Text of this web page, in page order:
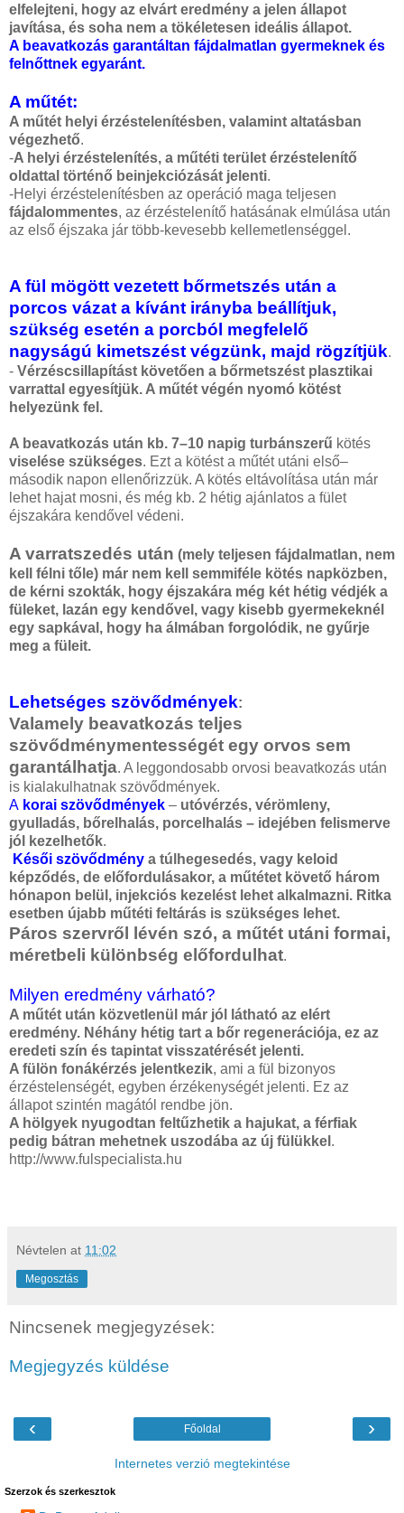
elfelejteni, hogy az elvárt eredmény a jelen állapot
javítása, és soha nem a tökéletesen ideális állapot.
A beavatkozás garantáltan fájdalmatlan gyermeknek és
felnőttnek egyaránt.
A műtét:
A műtét helyi érzéstelenítésben, valamint altatásban
végezhető.
-A helyi érzéstelenítés, a műtéti terület érzéstelenítő
oldattal történő beinjekciózását jelenti.
-Helyi érzéstelenítésben az operáció maga teljesen
fájdalommentes, az érzéstelenítő hatásának elmúlása után
az első éjszaka jár több-kevesebb kellemetlenséggel.
A fül mögött vezetett bőrmetszés után a
porcos vázat a kívánt irányba beállítjuk,
szükség esetén a porcból megfelelő
nagyságú kimetszést végzünk, majd rögzítjük.
- Vérzéscsillapítást követően a bőrmetszést plasztikai
varrattal egyesítjük. A műtét végén nyomó kötést
helyezünk fel.
A beavatkozás után kb. 7–10 napig turbánszerű kötés
viselése szükséges. Ezt a kötést a műtét utáni első–
második napon ellenőrizzük. A kötés eltávolítása után már
lehet hajat mosni, és még kb. 2 hétig ajánlatos a fület
éjszakára kendővel védeni.
A varratszedés után (mely teljesen fájdalmatlan, nem
kell félni tőle) már nem kell semmiféle kötés napközben,
de kérni szokták, hogy éjszakára még két hétig védjék a
füleket, lazán egy kendővel, vagy kisebb gyermekeknél
egy sapkával, hogy ha álmában forgolódik, ne gyűrje
meg a füleit.
Lehetséges szövődmények:
Valamely beavatkozás teljes
szövődménymentességét egy orvos sem
garantálhatja. A leggondosabb orvosi beavatkozás után
is kialakulhatnak szövődmények.
A korai szövődmények – utóvérzés, vérömleny,
gyulladás, bőrelhalás, porcelhalás – idejében felismerve
jól kezelhetők.
Késői szövődmény a túlhegesedés, vagy keloid
képződés, de előfordulásakor, a műtétet követő három
hónapon belül, injekciós kezelést lehet alkalmazni. Ritka
esetben újabb műtéti feltárás is szükséges lehet.
Páros szervről lévén szó, a műtét utáni formai,
méretbeli különbség előfordulhat.
Milyen eredmény várható?
A műtét után közvetlenül már jól látható az elért
eredmény. Néhány hétig tart a bőr regenerációja, ez az
eredeti szín és tapintat visszatérését jelenti.
A fülön fonákérzés jelentkezik, ami a fül bizonyos
érzéstelenségét, egyben érzékenységét jelenti. Ez az
állapot szintén magától rendbe jön.
A hölgyek nyugodtan feltűzhetik a hajukat, a férfiak
pedig bátran mehetnek uszodába az új fülükkel .
http://www.fulspecialista.hu
Névtelen at 11:02
Megosztás
Nincsenek megjegyzések:
Megjegyzés küldése
‹ ›
Főoldal
Internetes verzió megtekintése
Szerzok és szerkesztok